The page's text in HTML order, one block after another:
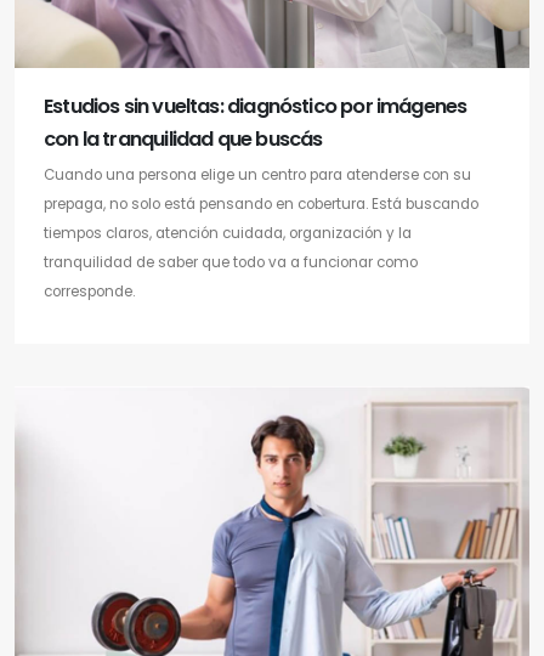
Estudios sin vueltas: diagnóstico por imágenes
con la tranquilidad que buscás
Cuando una persona elige un centro para atenderse con su
prepaga, no solo está pensando en cobertura. Está buscando
tiempos claros, atención cuidada, organización y la
tranquilidad de saber que todo va a funcionar como
corresponde.